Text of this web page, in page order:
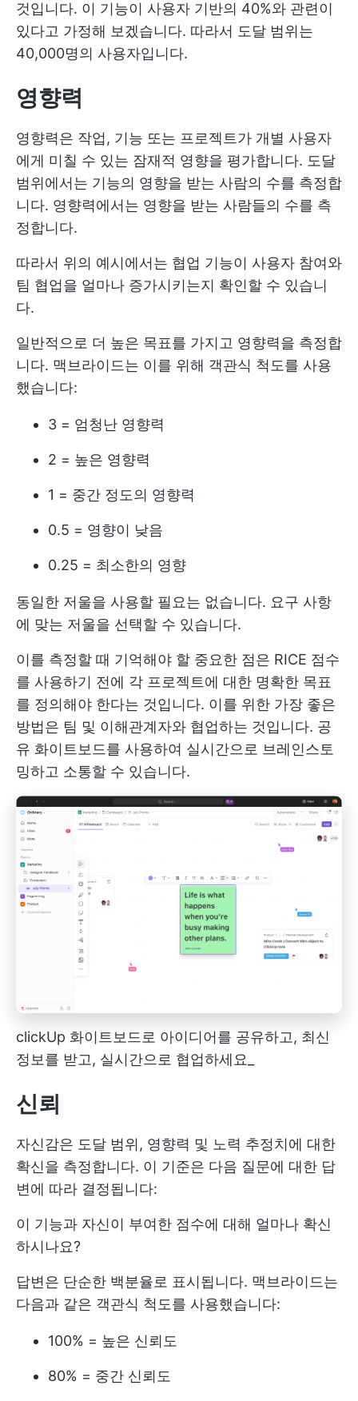
것입니다. 이 기능이 사용자 기반의 40%와 관련이
있다고 가정해 보겠습니다. 따라서 도달 범위는
40,000명의 사용자입니다.
영향력
영향력은 작업, 기능 또는 프로젝트가 개별 사용자
에게 미칠 수 있는 잠재적 영향을 평가합니다. 도달
범위에서는 기능의 영향을 받는 사람의 수를 측정합
니다. 영향력에서는 영향을 받는 사람들의 수를 측
정합니다.
따라서 위의 예시에서는 협업 기능이 사용자 참여와
팀 협업을 얼마나 증가시키는지 확인할 수 있습니
다.
일반적으로 더 높은 목표를 가지고 영향력을 측정합
니다. 맥브라이드는 이를 위해 객관식 척도를 사용
했습니다:
3 = 엄청난 영향력
2 = 높은 영향력
1 = 중간 정도의 영향력
0.5 = 영향이 낮음
0.25 = 최소한의 영향
동일한 저울을 사용할 필요는 없습니다. 요구 사항
에 맞는 저울을 선택할 수 있습니다.
이를 측정할 때 기억해야 할 중요한 점은 RICE 점수
를 사용하기 전에 각 프로젝트에 대한 명확한 목표
를 정의해야 한다는 것입니다. 이를 위한 가장 좋은
방법은 팀 및 이해관계자와 협업하는 것입니다. 공
유 화이트보드를 사용하여 실시간으로 브레인스토
밍하고 소통할 수 있습니다.
clickUp 화이트보드로 아이디어를 공유하고, 최신
정보를 받고, 실시간으로 협업하세요_
신뢰
자신감은 도달 범위, 영향력 및 노력 추정치에 대한
확신을 측정합니다. 이 기준은 다음 질문에 대한 답
변에 따라 결정됩니다:
이 기능과 자신이 부여한 점수에 대해 얼마나 확신
하시나요?
답변은 단순한 백분율로 표시됩니다. 맥브라이드는
다음과 같은 객관식 척도를 사용했습니다:
100% = 높은 신뢰도
80% = 중간 신뢰도